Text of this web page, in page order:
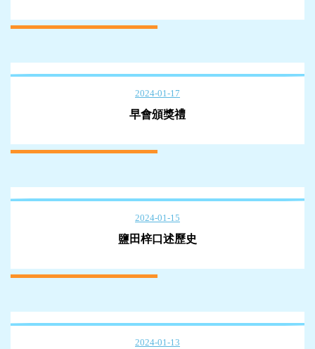
2024-01-17
早會頒獎禮
2024-01-15
鹽田梓口述歷史
2024-01-13